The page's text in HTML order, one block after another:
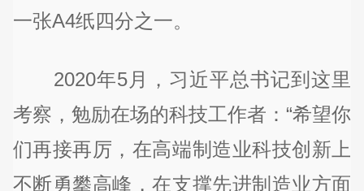
一张A4纸四分之一。
2020年5月，习近平总书记到这里
考察，勉励在场的科技工作者：“希望你
们再接再厉，在高端制造业科技创新上
不断勇攀高峰，在支撑先进制造业方面